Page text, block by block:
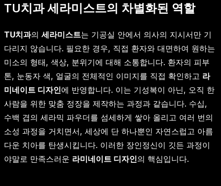
TU치과 세라미스트의 차별화된 역할
TU치과의 세라미스트는 기공실 안에서 의사의 지시서만 기
다리지 않습니다. 필요한 경우, 직접 환자와 대면하여 원하는
미소의 형태, 색상, 분위기에 대해 소통합니다. 환자의 피부
톤, 눈동자 색, 얼굴의 전체적인 이미지를 직접 확인하고 라
미네이트 디자인에 반영합니다. 이는 기성복이 아닌, 오직 한
사람을 위한 맞춤 정장을 제작하는 과정과 같습니다. 수십,
수백 겹의 세라믹 파우더를 섬세하게 쌓아 올리고 여러 번의
소성 과정을 거치면서, 세상에 단 하나뿐인 자연스럽고 아름
다운 치아를 탄생시킵니다. 이러한 장인정신이 깃든 과정이
야말로 만족스러운 라미네이트 디자인의 핵심입니다.